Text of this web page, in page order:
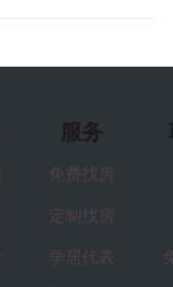
服务
免费找房
定制找房
学居代表